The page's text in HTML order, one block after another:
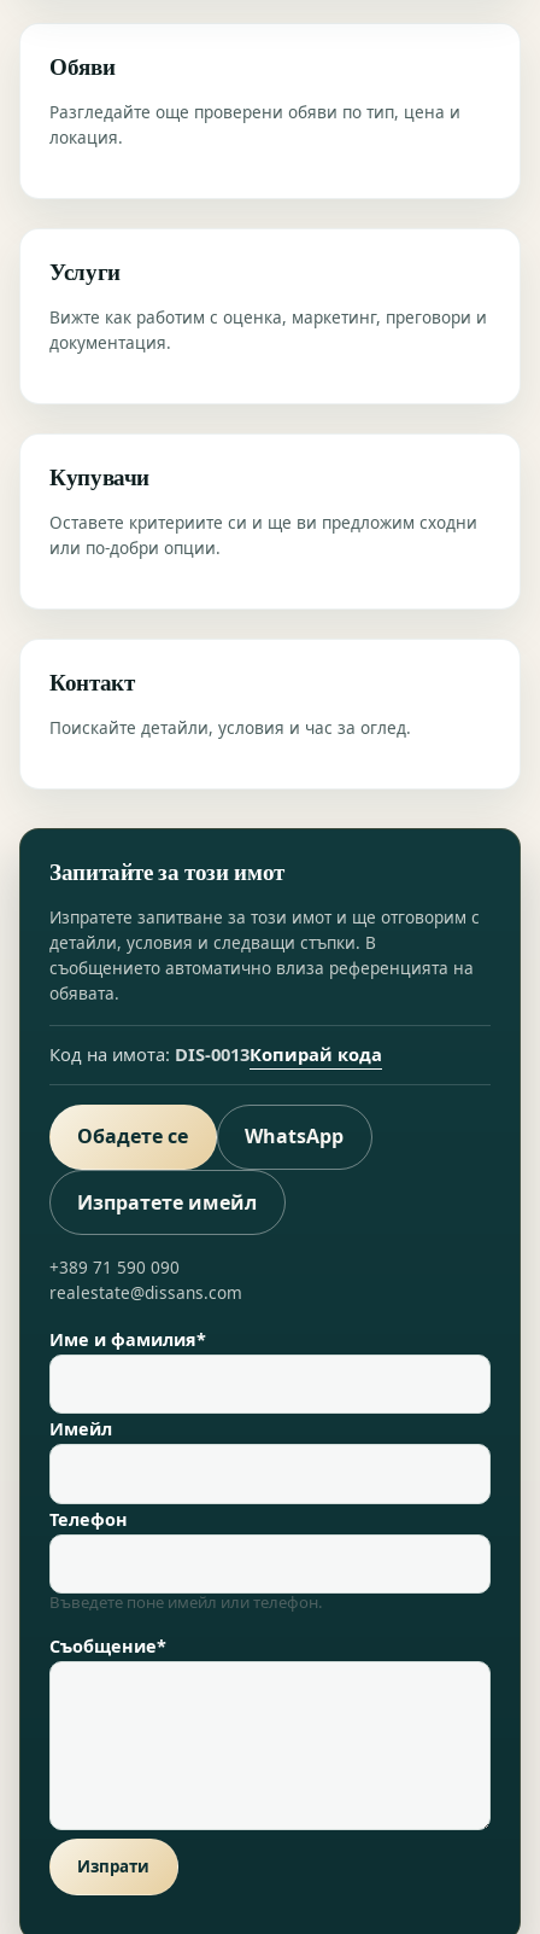
Обяви
Разгледайте още проверени обяви по тип, цена и
локация.
Услуги
Вижте как работим с оценка, маркетинг, преговори и
документация.
Купувачи
Оставете критериите си и ще ви предложим сходни
или по-добри опции.
Контакт
Поискайте детайли, условия и час за оглед.
Запитайте за този имот
Изпратете запитване за този имот и ще отговорим с
детайли, условия и следващи стъпки. В
съобщението автоматично влиза референцията на
обявата.
Код на имота: DIS-0013Копирай кода
Обадете се WhatsApp
Изпратете имейл
+389 71 590 090
realestate@dissans.com
Име и фамилия*
Имейл
Телефон
Въведете поне имейл или телефон.
Съобщение*
Изпрати